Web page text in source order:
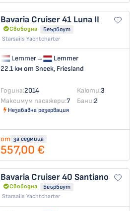
Bavaria Cruiser 41 Luna II
Свободна
Беърбоут
Starsails Yachtcharter
Lemmer→
Lemmer
22.1 км от Sneek, Friesland
Година:2014 Каюти:3
Максимум пасажери:7 Бани:2
Незабавна резервация
от за седмица
557,00 €
Bavaria Cruiser 40 Santiano
Свободна
Беърбоут
Starsails Yachtcharter